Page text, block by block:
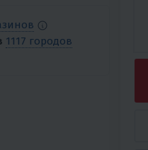
1117 городов